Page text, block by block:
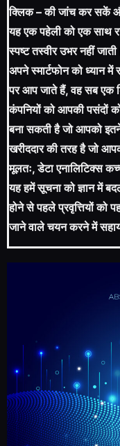
क्लिक – की जांच कर सकें
यह एक पहेली को एक
स्पष्ट तस्वीर उभर नहीं
अपने स्मार्टफोन को ध्यान
पर आप जाते हैं, वह सब एक
कंपनियों को आपकी पसंदों
बना सकती है जो आपको
खरीददार की तरह है जो
मूलतः, डेटा एनालिटिक्स
यह हमें सूचना को ज्ञान में
होने से पहले प्रवृत्तियों
जाने वाले चयन करने में